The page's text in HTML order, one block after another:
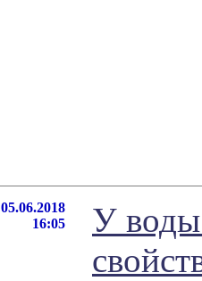
05.06.2018
16:05
У